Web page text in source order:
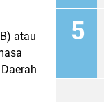
atau